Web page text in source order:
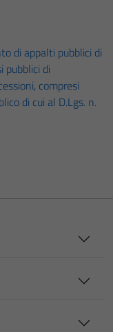
di appalti pubblici di
pubblici di
compresi
di cui al D.Lgs. n.